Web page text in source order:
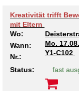
Kreativität trifft
mit Eltern
Wo:
Wann:
Mo.
Nr.:
Y1-C102
Status: fast